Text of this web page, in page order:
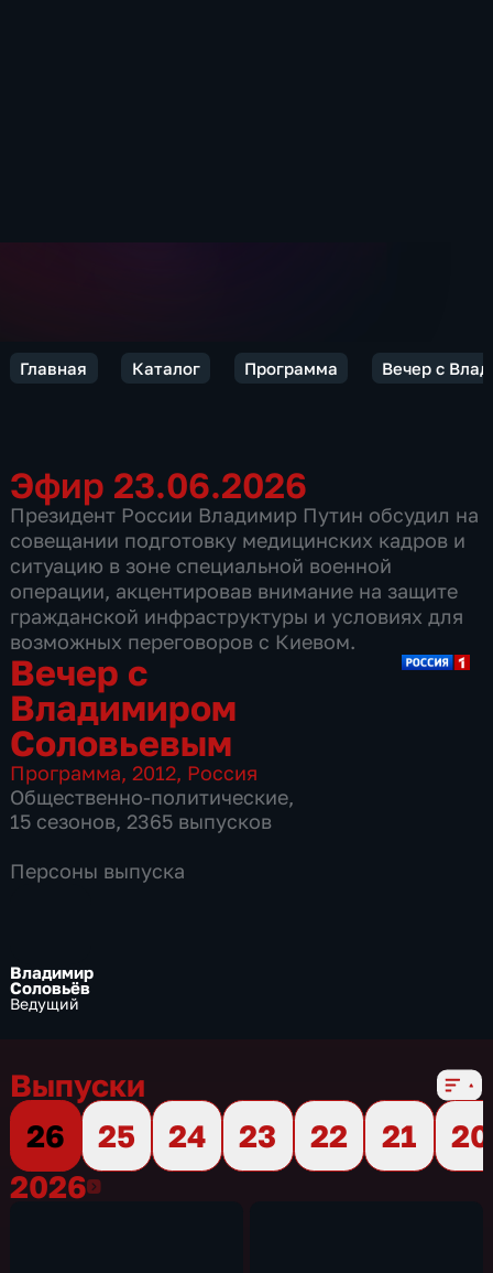
Главная Каталог Программа Вечер с
Эфир 23.06.2026
Президент России Владимир Путин обсудил на
совещании подготовку медицинских кадров и
ситуацию в зоне специальной военной
операции, акцентировав внимание на защите
гражданской инфраструктуры и условиях для
возможных переговоров с Киевом.
Вечер с
Владимиром
Соловьевым
Программа,2012, Россия
Общественно-политические,
15 сезонов, 2365 выпусков
Персоны выпуска
Владимир
Соловьёв
Ведущий
Выпуски
26
25 24 23 22 21
20
20262026